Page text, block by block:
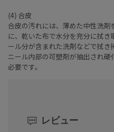
(4) 合皮
合皮の汚れには、薄めた中性洗
に、乾いた布で水分を充分に拭
ール分が含まれた洗剤などで拭
ニール内部の可塑剤が抽出され
必要です。
レビュー